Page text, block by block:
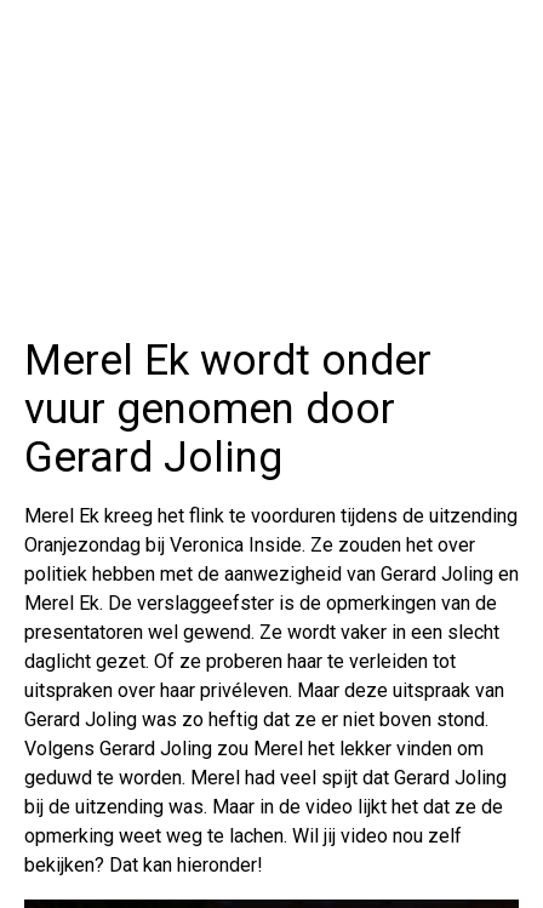
Merel Ek wordt onder
vuur genomen door
Gerard Joling
Merel Ek kreeg het flink te voorduren tijdens de uitzending
Oranjezondag bij Veronica Inside. Ze zouden het over
politiek hebben met de aanwezigheid van Gerard Joling en
Merel Ek. De verslaggeefster is de opmerkingen van de
presentatoren wel gewend. Ze wordt vaker in een slecht
daglicht gezet. Of ze proberen haar te verleiden tot
uitspraken over haar privéleven. Maar deze uitspraak van
Gerard Joling was zo heftig dat ze er niet boven stond.
Volgens Gerard Joling zou Merel het lekker vinden om
geduwd te worden. Merel had veel spijt dat Gerard Joling
bij de uitzending was. Maar in de video lijkt het dat ze de
opmerking weet weg te lachen. Wil jij video nou zelf
bekijken? Dat kan hieronder!